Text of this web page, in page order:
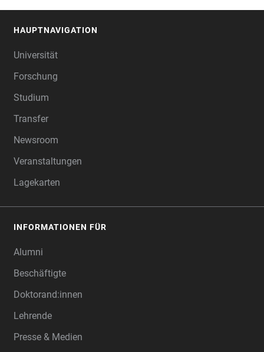
HAUPTNAVIGATION
Universität
Forschung
Studium
Transfer
Newsroom
Veranstaltungen
Lagekarten
INFORMATIONEN FÜR
Alumni
Beschäftigte
Doktorand:innen
Lehrende
Presse & Medien